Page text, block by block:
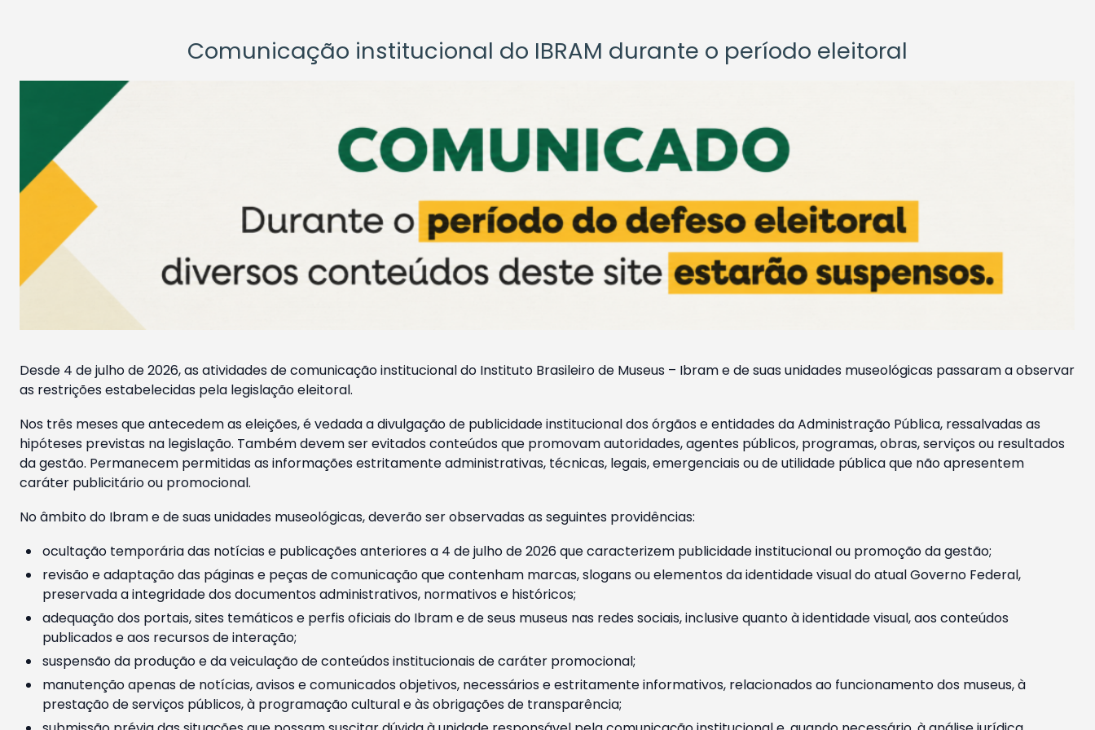
Comunicação institucional do IBRAM durante o período eleitoral
Desde 4 de julho de 2026, as atividades de comunicação institucional do Instituto Brasileiro de Museus – Ibram e de suas unidades museológicas passaram a observar
as restrições estabelecidas pela legislação eleitoral.
Nos três meses que antecedem as eleições, é vedada a divulgação de publicidade institucional dos órgãos e entidades da Administração Pública, ressalvadas as
hipóteses previstas na legislação. Também devem ser evitados conteúdos que promovam autoridades, agentes públicos, programas, obras, serviços ou resultados
da gestão. Permanecem permitidas as informações estritamente administrativas, técnicas, legais, emergenciais ou de utilidade pública que não apresentem
caráter publicitário ou promocional.
No âmbito do Ibram e de suas unidades museológicas, deverão ser observadas as seguintes providências:
ocultação temporária das notícias e publicações anteriores a 4 de julho de 2026 que caracterizem publicidade institucional ou promoção da gestão;
revisão e adaptação das páginas e peças de comunicação que contenham marcas, slogans ou elementos da identidade visual do atual Governo Federal,
preservada a integridade dos documentos administrativos, normativos e históricos;
adequação dos portais, sites temáticos e perfis oficiais do Ibram e de seus museus nas redes sociais, inclusive quanto à identidade visual, aos conteúdos
publicados e aos recursos de interação;
suspensão da produção e da veiculação de conteúdos institucionais de caráter promocional;
manutenção apenas de notícias, avisos e comunicados objetivos, necessários e estritamente informativos, relacionados ao funcionamento dos museus, à
prestação de serviços públicos, à programação cultural e às obrigações de transparência;